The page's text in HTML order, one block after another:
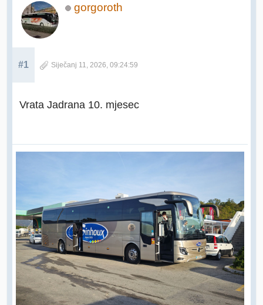
gorgoroth
#1 Siječanj 11, 2026, 09:24:59
Vrata Jadrana 10. mjesec